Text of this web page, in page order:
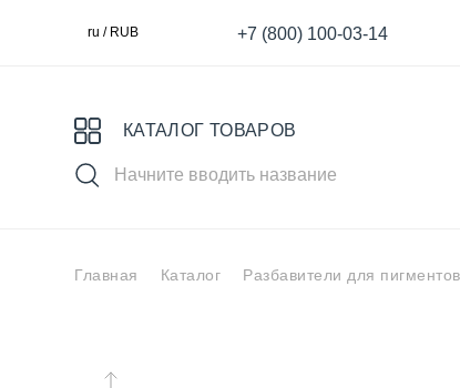
ru / RUB +7 (800) 100-03-14
КАТАЛОГ ТОВАРОВ
Выбери свой пигмент
Главная Каталог Разбавители для